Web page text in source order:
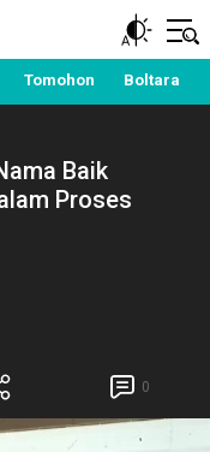
Politik,
Nasional
Tomohon Boltara
Baik
Proses
0